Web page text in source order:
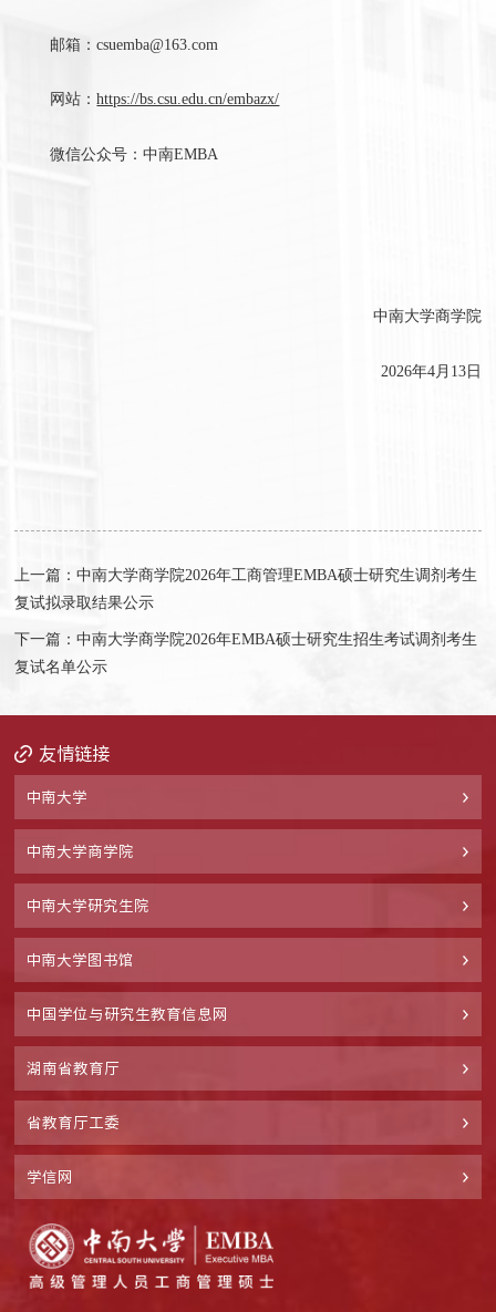
邮箱：csuemba@163.com
网站：https://bs.csu.edu.cn/embazx/
微信公众号：中南EMBA
中南大学商学院
2026年4月13日
上一篇：中南大学商学院2026年工商管理EMBA硕士研究生调剂考生
复试拟录取结果公示
下一篇：中南大学商学院2026年EMBA硕士研究生招生考试调剂考生
复试名单公示
友情链接
中南大学
中南大学商学院
中南大学研究生院
中南大学图书馆
中国学位与研究生教育信息网
湖南省教育厅
省教育厅工委
学信网